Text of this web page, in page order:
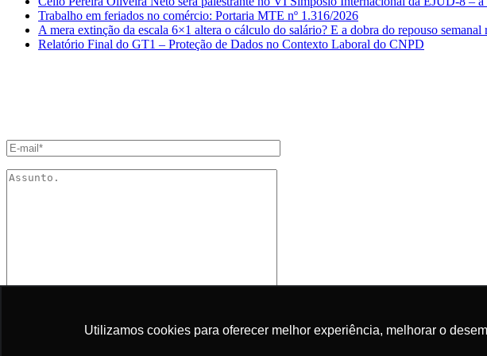
Utilizamos cookies para oferecer melhor experiência, melhorar o
Utilizamos cookies para oferecer melhor experiência, melhorar o
Trabalho em feriados no comércio: Portaria MTE nº 1.316/2026
A mera extinção da escala 6×1 altera o cálculo do salário? E a dobra do repouso
Relatório Final do GT1 – Proteção de Dados no Contexto Laboral do CNPD